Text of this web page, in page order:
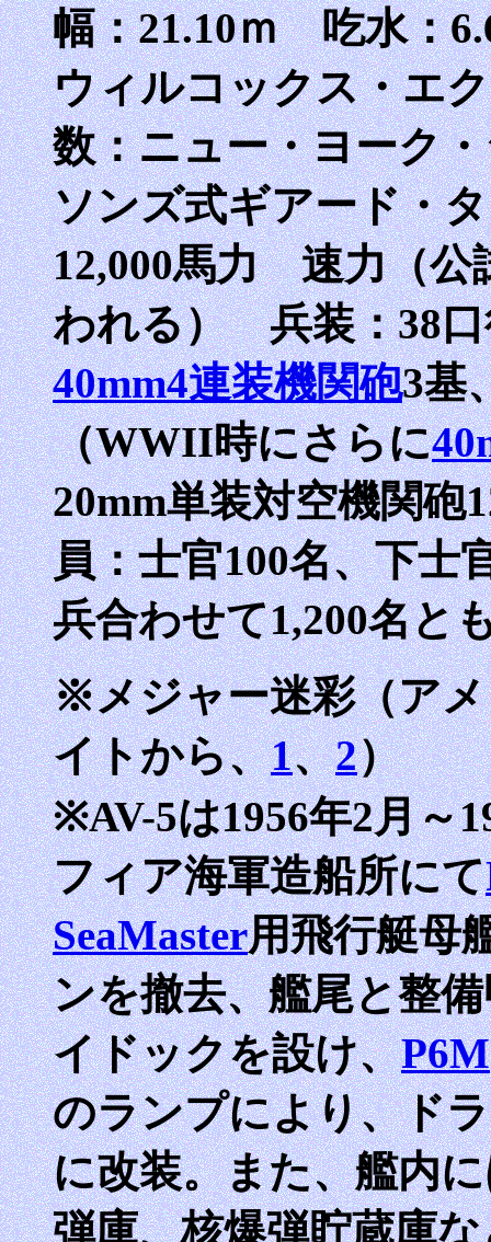
幅：21.10ｍ 吃水：
ウィルコックス・エ
数：ニュー・ヨーク
ソンズ式ギアード・
12,000馬力 速力（公
われる） 兵装：38口
40mm4連装機関砲3基
（WWII時にさらに
20mm単装対空機関
員：士官100名、下士
兵合わせて1,200名と
※メジャー迷彩（ア
イトから、1、2）
※AV-5は1956年2月～
フィア海軍造船所にて
SeaMaster用飛行艇母
ンを撤去、艦尾と整
イドックを設け、P6M
のランプにより、ド
に改装。また、艦内
弾庫、核爆弾貯蔵庫